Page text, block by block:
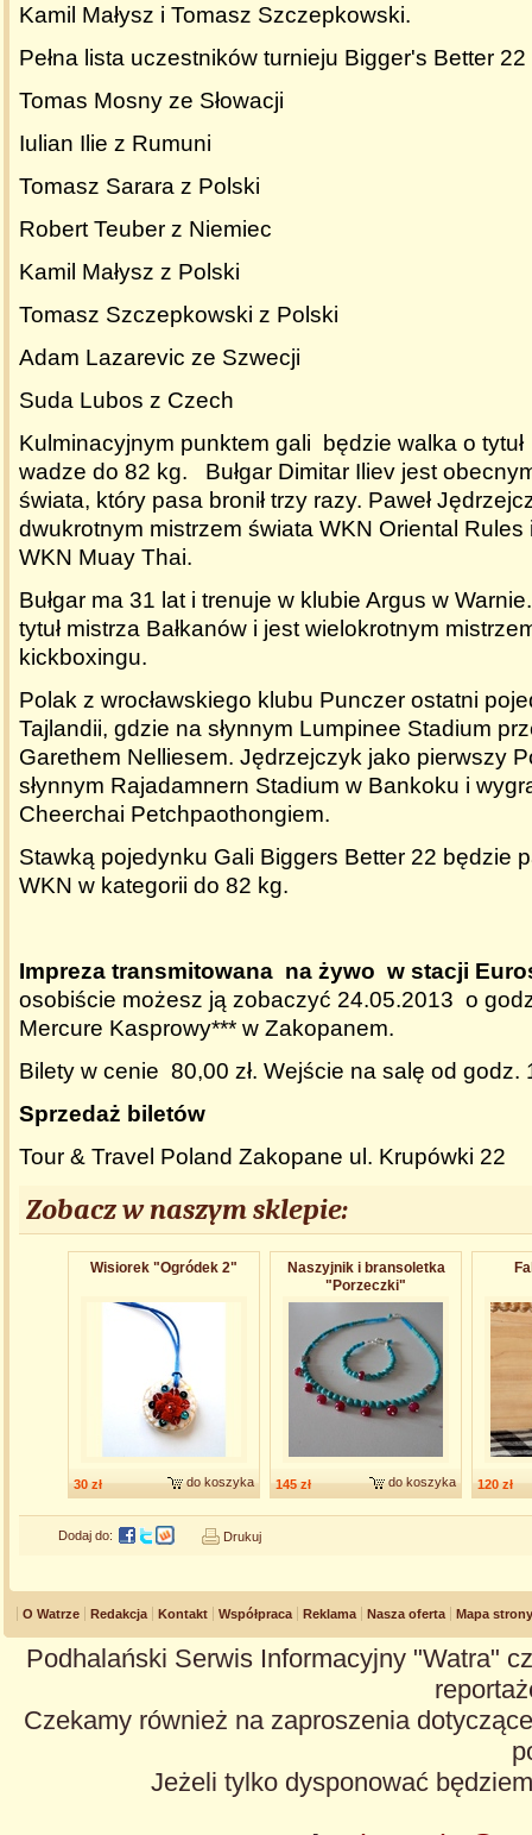
Kamil Małysz i Tomasz Szczepkowski.
Pełna lista uczestników turnieju Bigger's Better
Tomas Mosny ze Słowacji
Iulian Ilie z Rumuni
Tomasz Sarara z Polski
Robert Teuber z Niemiec
Kamil Małysz z Polski
Tomasz Szczepkowski z Polski
Adam Lazarevic ze Szwecji
Suda Lubos z Czech
Kulminacyjnym punktem gali będzie walka o
wadze do 82 kg. Bułgar Dimitar Iliev jest
świata, który pasa bronił trzy razy. Paweł
dwukrotnym mistrzem świata WKN Oriental Rules
WKN Muay Thai.
Bułgar ma 31 lat i trenuje w klubie Argus w
tytuł mistrza Bałkanów i jest wielokrotnym
kickboxingu.
Polak z wrocławskiego klubu Punczer ostatni
Tajlandii, gdzie na słynnym Lumpinee Stadium
Garethem Nelliesem. Jędrzejczyk jako pierwszy
słynnym Rajadamnern Stadium w Bankoku i
Cheerchai Petchpaothongiem.
Stawką pojedynku Gali Biggers Better 22 będzie
WKN w kategorii do 82 kg.
Impreza transmitowana na żywo w stacji
osobiście możesz ją zobaczyć 24.05.2013 o
Mercure Kasprowy*** w
Bilety w cenie 80,00 zł. Wejście na salę od
Sprzedaż biletów
Tour & Travel Poland Zakopane ul. Krupówki 22
Zobacz w naszym sklepie:
Wisiorek "Ogródek 2"
30 zł do koszyka
Naszyjnik i bransoletka
"Porzeczki"
145 zł do koszyka 120 zł
Dodaj do: Drukuj
O Watrze Redakcja Kontakt Współpraca Reklama Nasza oferta Mapa strony
Podhalański Serwis Informacyjny "Watra"
Czekamy również na zaproszenia
Jeżeli tylko dysponować